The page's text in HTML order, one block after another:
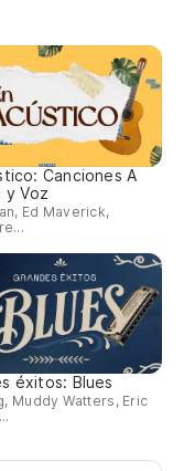
Canciones A
y Voz
Ed Maverick,
éxitos: Blues
Muddy Watters, Eric